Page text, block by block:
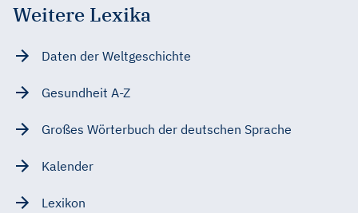
Weitere Lexika
Daten der Weltgeschichte
Gesundheit A-Z
Großes Wörterbuch der deutschen Sprache
Kalender
Lexikon